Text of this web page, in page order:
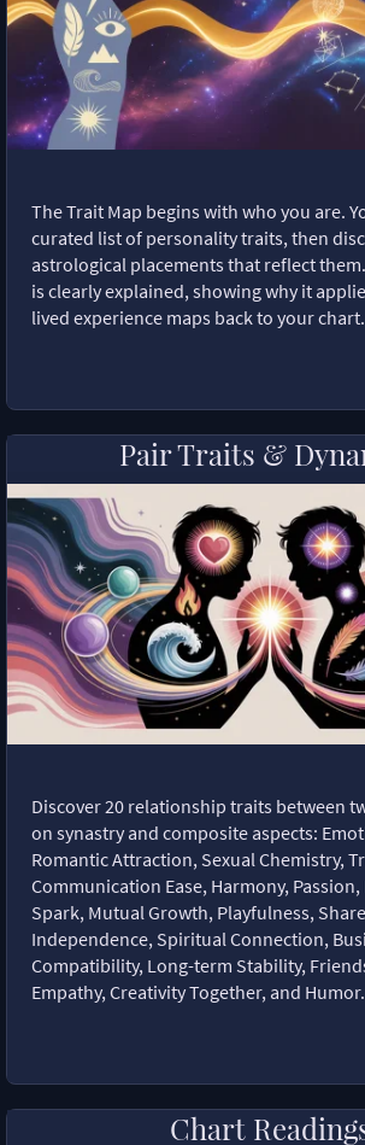
The Trait Map begins with who you are.
curated list of personality traits, then
astrological placements that reflect
is clearly explained, showing why it
lived experience maps back to your chart.
Pair Traits &
Discover 20 relationship traits between
on synastry and composite aspects:
Romantic Attraction, Sexual Chemistry,
Communication Ease, Harmony,
Spark, Mutual Growth, Playfulness,
Independence, Spiritual Connection,
Compatibility, Long-term Stability,
Empathy, Creativity Together, and Humor.
Chart